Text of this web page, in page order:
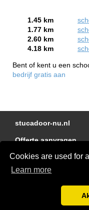
Cookies are used for
Learn more
1.45 km
1.77 km
2.60 km
4.18 km
Bent of kent u een
bedrijf gratis aan
stucadoor-nu.nl
Offerte aanvragen
Linkjes
Kennisbank